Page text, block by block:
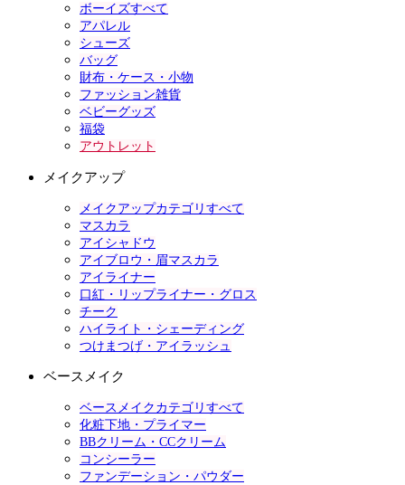
ボーイズすべて
アパレル
シューズ
バッグ
財布・ケース・小物
ファッション雑貨
ベビーグッズ
福袋
アウトレット
メイクアップ
メイクアップカテゴリすべて
マスカラ
アイシャドウ
アイブロウ・眉マスカラ
アイライナー
口紅・リップライナー・グロス
チーク
ハイライト・シェーディング
つけまつげ・アイラッシュ
ベースメイク
ベースメイクカテゴリすべて
化粧下地・プライマー
BBクリーム・CCクリーム
コンシーラー
ファンデーション・パウダー